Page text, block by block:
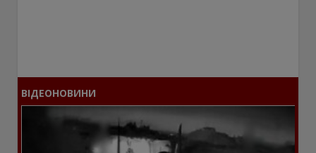
ВІДЕОНОВИНИ